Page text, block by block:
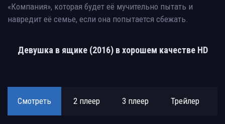
«Компания», которая будет её мучительно пытать и
навредит её семье, если она попытается сбежать.
Девушка в ящике (2016) в хорошем качестве HD
Смотреть 2 плеер 3 плеер Трейлер